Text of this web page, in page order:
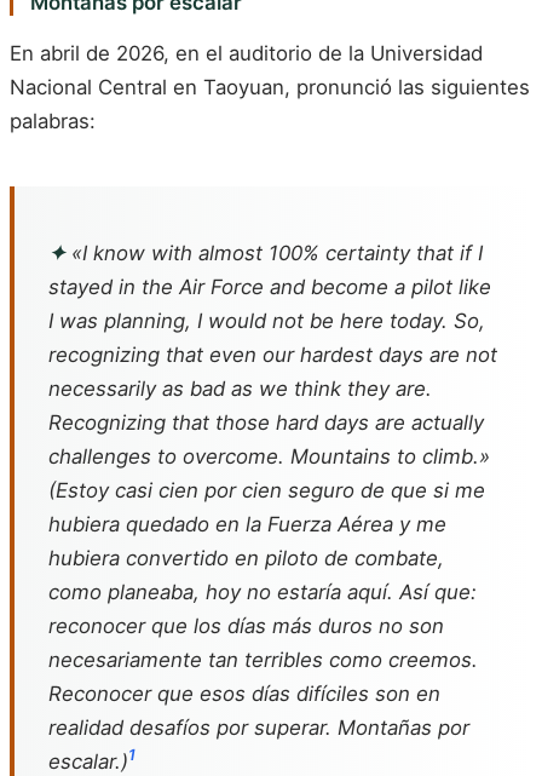
En abril de 2026, en el auditorio de la Universidad
Nacional Central en Taoyuan, pronunció las siguientes
palabras:
✦«I know with almost 100% certainty that if I
stayed in the Air Force and become a pilot like
I was planning, I would not be here today. So,
recognizing that even our hardest days are not
necessarily as bad as we think they are.
Recognizing that those hard days are actually
challenges to overcome. Mountains to climb.»
(Estoy casi cien por cien seguro de que si me
hubiera quedado en la Fuerza Aérea y me
hubiera convertido en piloto de combate,
como planeaba, hoy no estaría aquí. Así que:
reconocer que los días más duros no son
necesariamente tan terribles como creemos.
Reconocer que esos días difíciles son en
realidad desafíos por superar. Montañas por
escalar.)1